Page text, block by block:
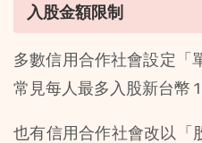
入股金額限制
多數信用合作社會設定「
常見每人最多入股新台幣 1
也有信用合作社會改以「